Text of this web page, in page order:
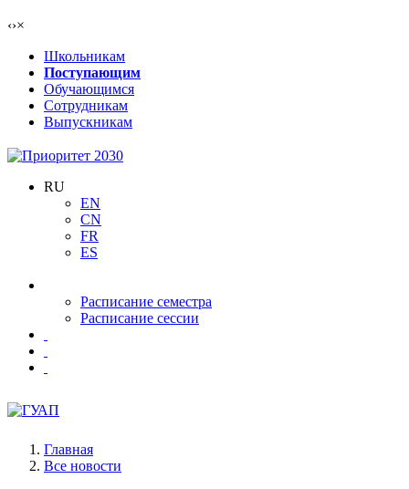
‹›×
Школьникам
Поступающим
Обучающимся
Сотрудникам
Выпускникам
RU
EN
CN
FR
ES
Расписание семестра
Расписание сессии
Главная
Все новости